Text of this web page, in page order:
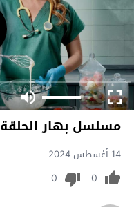
مسلسل بهار الحلقة 1 سيما كلوب
14 أغسطس 2024
0
0